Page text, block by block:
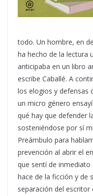
todo. Un hombre, en
ha hecho de la lectura
anticipaba en un libro
escribe Caballé. A
los elogios y defensas
un micro género
qué hay que defender
sosteniéndose por sí
Preámbulo para
prevención al abrir el
que sentí de inmediato
hace de la ficción y de
separación del